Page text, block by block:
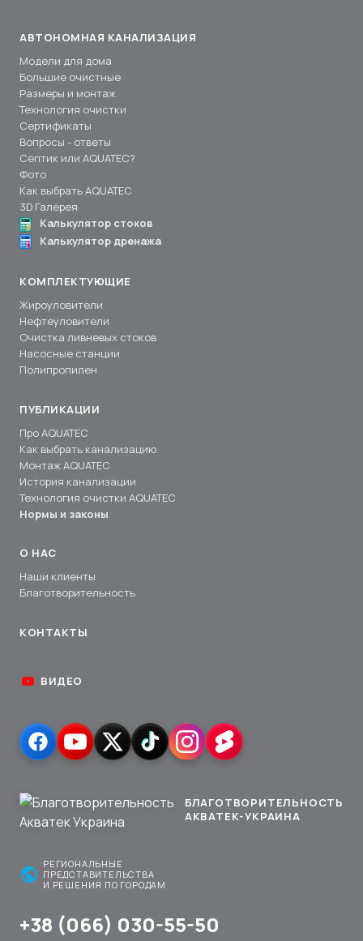
АВТОНОМНАЯ КАНАЛИЗАЦИЯ
Модели для дома
Большие очистные
Размеры и монтаж
Технология очистки
Сертификаты
Вопросы - ответы
Септик или AQUATEC?
Фото
Как выбрать AQUATEC
3D Галерея
Калькулятор стоков
Калькулятор дренажа
КОМПЛЕКТУЮЩИЕ
Жироуловители
Нефтеуловители
Очистка ливневых стоков
Насосные станции
Полипропилен
ПУБЛИКАЦИИ
Про AQUATEC
Как выбрать канализацию
Монтаж AQUATEC
История канализации
Технология очистки AQUATEC
Нормы и законы
О НАС
Наши клиенты
Благотворительность
КОНТАКТЫ
ВИДЕО
БЛАГОТВОРИТЕЛЬНОСТЬ
АКВАТЕК-УКРАИНА
public РЕГИОНАЛЬНЫЕ
ПРЕДСТАВИТЕЛЬСТВА
И РЕШЕНИЯ ПО ГОРОДАМ
+38 (066) 030-55-50